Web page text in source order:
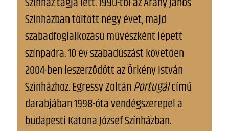
Színházban töltött négy évet, majd
szabadfoglalkozású művészként lépett
színpadra. 10 év szabadúszást követően
2004-ben leszerződött az Örkény István
Színházhoz. Egressy ZoltánPortugálcímű
darabjában 1998-óta vendégszerepel a
budapesti Katona József Színházban.